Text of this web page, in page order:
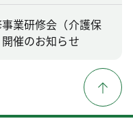
業研修会（介護保
催のお知らせ